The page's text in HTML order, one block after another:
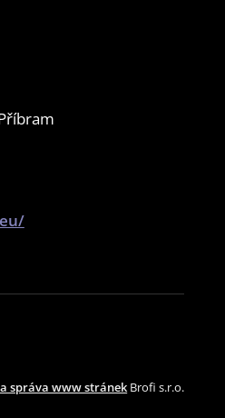
správa www stránekBrofi s.r.o.